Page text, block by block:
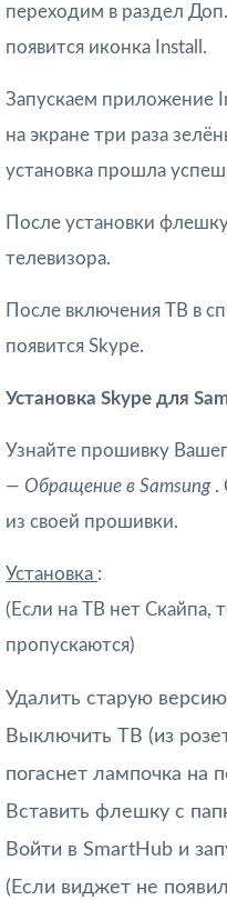
переходим в раздел
появится иконка Install.
Запускаем приложение
на экране три раза
установка прошла
После установки
телевизора.
После включения ТВ в
появится Skype.
Установка Skype для
Узнайте прошивку
— Обращение в Samsung .
из своей прошивки.
Установка :
(Если на ТВ нет Скайпа,
пропускаются)
Удалить старую
Выключить ТВ (из
погаснет лампочка на
Вставить флешку с
Войти в SmartHub и
(Если виджет не